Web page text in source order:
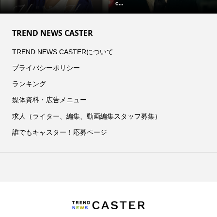
c...
TREND NEWS CASTER
TREND NEWS CASTERについて
プライバシーポリシー
ランキング
媒体資料・広告メニュー
求人（ライター、編集、動画編集スタッフ募集）
誰でもキャスター！応募ページ